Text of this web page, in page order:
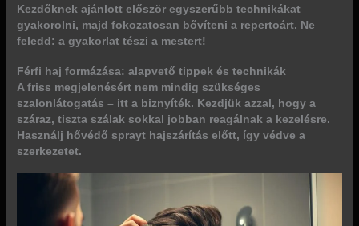
Kezdőknek ajánlott először egyszerűbb technikákat
gyakorolni, majd fokozatosan bővíteni a repertoárt. Ne
feledd: a gyakorlat tészi a mestert!
Férfi haj formázása: alapvető tippek és technikák
A friss megjelenésért nem mindig szükséges
szalonlátogatás – itt a biznyíték. Kezdjük azzal, hogy a
száraz, tiszta szálak sokkal jobban reagálnak a kezelésre.
Használj hővédő sprayt hajszárítás előtt, így védve a
szerkezetet.